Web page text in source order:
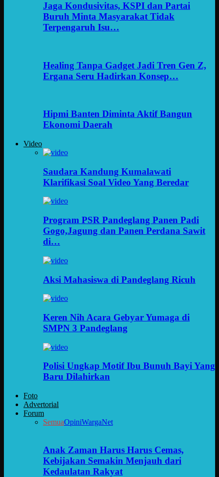
Jaga Kondusivitas, KSPI dan Partai
Buruh Minta Masyarakat Tidak
Terpengaruh Isu…
Healing Tanpa Gadget Jadi Tren Gen Z,
Ergana Seru Hadirkan Konsep…
Hipmi Banten Diminta Aktif Bangun
Ekonomi Daerah
Video
Saudara Kandung Kumalawati
Klarifikasi Soal Video Yang Beredar
Program PSR Pandeglang Panen Padi
Gogo,Jagung dan Panen Perdana Sawit
di…
Aksi Mahasiswa di Pandeglang Ricuh
Keren Nih Acara Gebyar Yumaga di
SMPN 3 Pandeglang
Polisi Ungkap Motif Ibu Bunuh Bayi Yang
Baru Dilahirkan
Foto
Advertorial
Forum
SemuaOpiniWargaNet
Anak Zaman Harus Harus Cemas,
Kebijakan Semakin Menjauh dari
Kedaulatan Rakyat